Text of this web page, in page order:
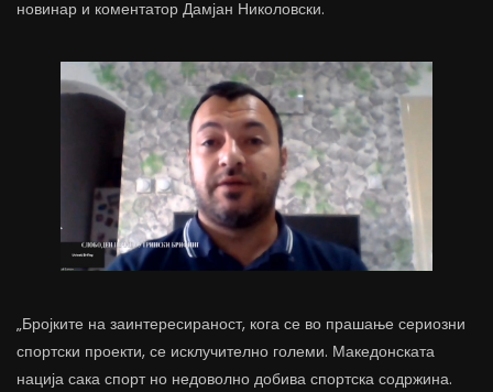
новинар и коментатор Дамјан Николовски.
„Бројките на заинтересираност, кога се во прашање сериозни
спортски проекти, се исклучително големи. Македонската
нација сака спорт но недоволно добива спортска содржина.